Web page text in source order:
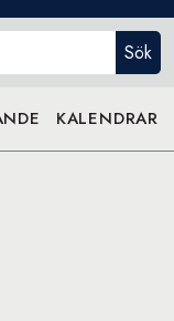
Sök
KALENDRAR